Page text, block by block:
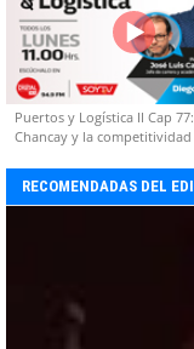
Puertos y Logística II Cap
Chancay y la competitividad
RECOMENDADAS DEL